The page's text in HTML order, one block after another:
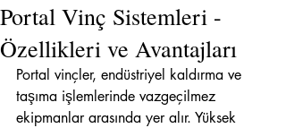
Portal Vinç Sistemleri -
Özellikleri ve Avantajları
Portal vinçler, endüstriyel kaldırma ve
taşıma işlemlerinde vazgeçilmez
ekipmanlar arasında yer alır. Yüksek